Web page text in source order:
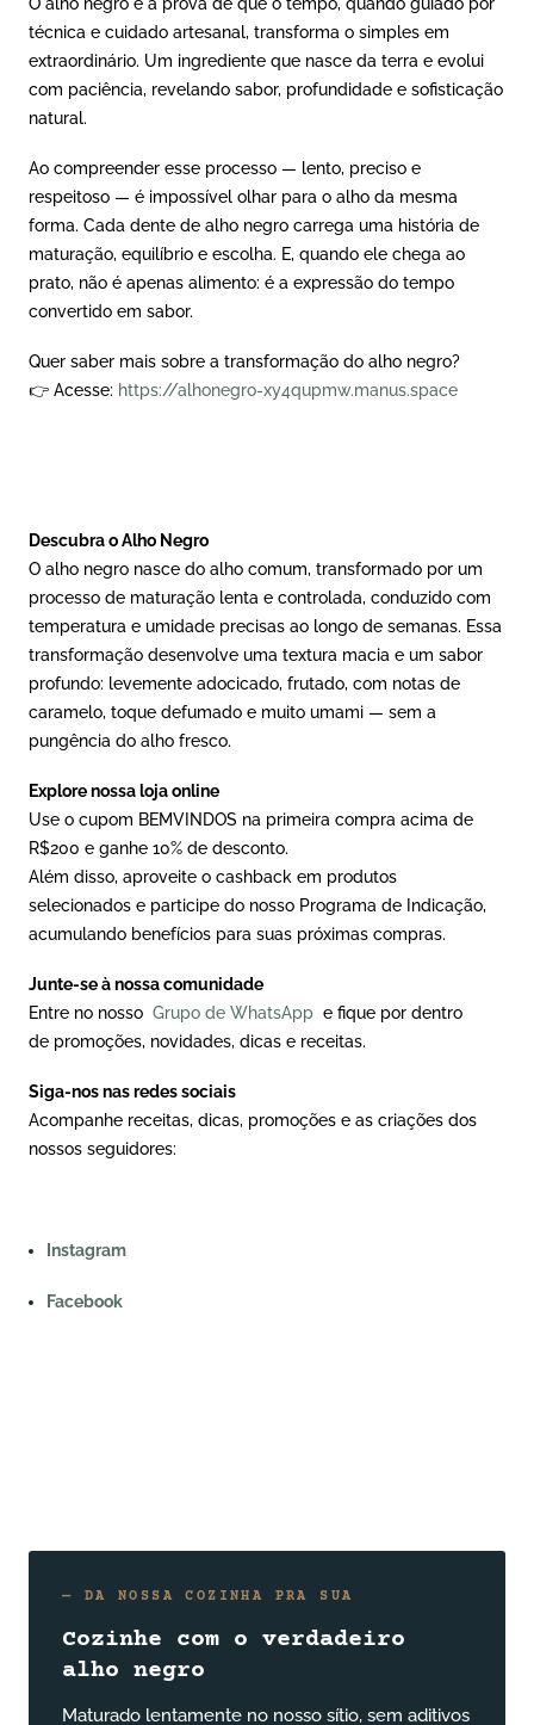
técnica e cuidado artesanal, transforma o simples em
extraordinário. Um ingrediente que nasce da terra e evolui
com paciência, revelando sabor, profundidade e sofisticação
natural.
Ao compreender esse processo — lento, preciso e
respeitoso — é impossível olhar para o alho da mesma
forma. Cada dente de alho negro carrega uma história de
maturação, equilíbrio e escolha. E, quando ele chega ao
prato, não é apenas alimento: é a expressão do tempo
convertido em sabor.
Quer saber mais sobre a transformação do alho negro?
👉 Acesse: https://alhonegro-xy4qupmw.manus.space
Descubra o Alho Negro
O alho negro nasce do alho comum, transformado por um
processo de maturação lenta e controlada, conduzido com
temperatura e umidade precisas ao longo de semanas. Essa
transformação desenvolve uma textura macia e um sabor
profundo: levemente adocicado, frutado, com notas de
caramelo, toque defumado e muito umami — sem a
pungência do alho fresco.
Explore nossa loja online
Use o cupom BEMVINDOS na primeira compra acima de
R$200 e ganhe 10% de desconto.
Além disso, aproveite o cashback em produtos
selecionados e participe do nosso Programa de Indicação,
acumulando benefícios para suas próximas compras.
Junte-se à nossa comunidade
Entre no nosso Grupo de WhatsApp e fique por dentro
de promoções, novidades, dicas e receitas.
Siga-nos nas redes sociais
Acompanhe receitas, dicas, promoções e as criações dos
nossos seguidores:
Instagram
Facebook
— DA NOSSA COZINHA PRA SUA
Cozinhe com o verdadeiro
alho negro
Maturado lentamente no nosso sítio, sem aditivos